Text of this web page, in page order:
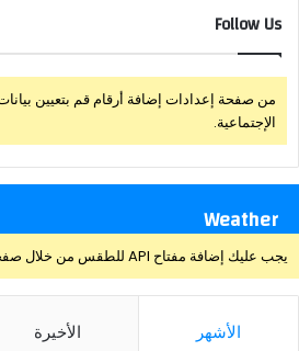
Follow Us
من صفحة إعدادات إضافة أرقام قم بتعيين
الإجتماعية.
Weather
يجب عليك إضافة مفتاح API للطقس من خلال صفحة إعدادات القالب > الدمج
الأشهر الأخيرة